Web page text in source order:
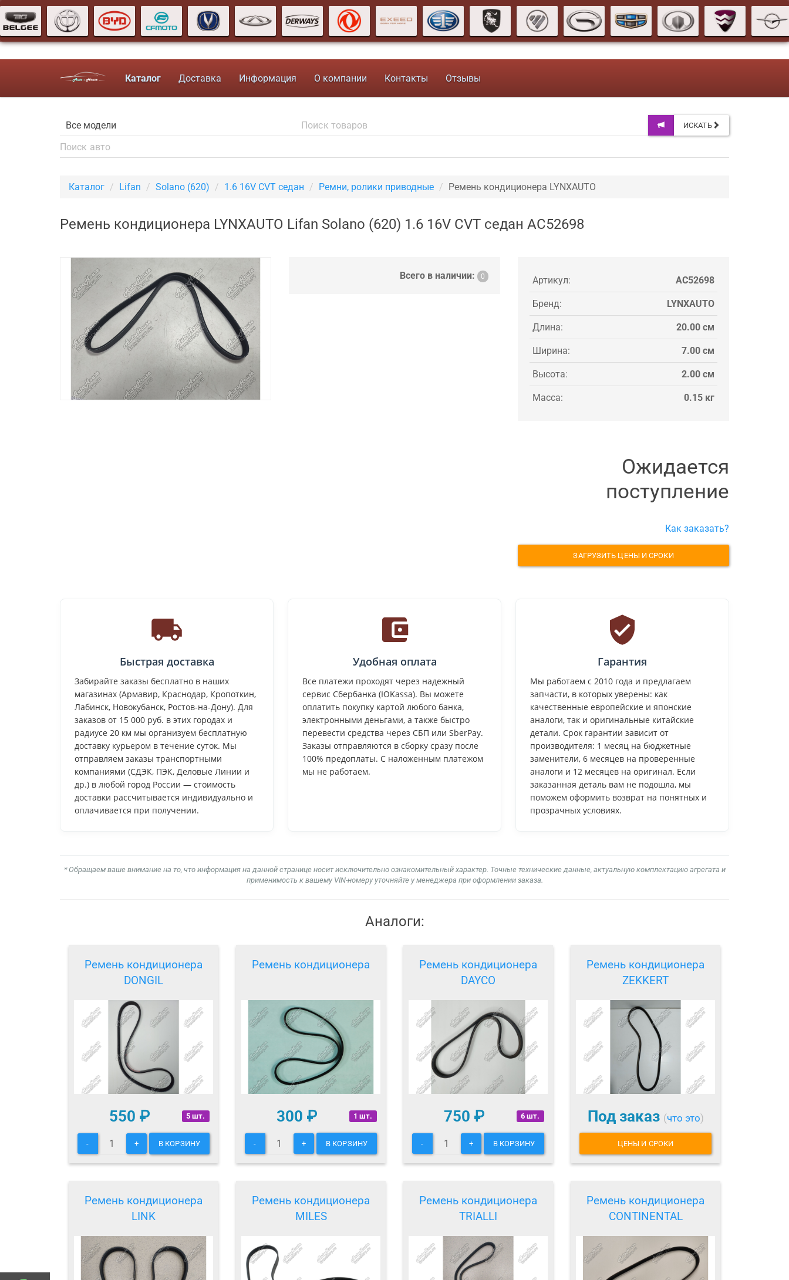
Каталог Доставка Информация О компании Контакты Отзывы
ИСКАТЬ
Каталог Lifan Solano (620) 1.6 16V CVT седан Ремни, ролики приводные Ремень кондиционера LYNXAUTO
Ремень кондиционера LYNXAUTO Lifan Solano (620) 1.6 16V CVT седан AC52698
Всего в наличии: 0 Артикул: AC52698
Бренд: LYNXAUTO
Длина: 20.00 см
Ширина: 7.00 см
Высота: 2.00 см
Масса: 0.15 кг
Ожидается
поступление
Как заказать?
ЗАГРУЗИТЬ ЦЕНЫ И СРОКИ
Быстрая доставка
Забирайте заказы бесплатно в наших
магазинах (Армавир, Краснодар, Кропоткин,
Лабинск, Новокубанск, Ростов-на-Дону). Для
заказов от 15 000 руб. в этих городах и
радиусе 20 км мы организуем бесплатную
доставку курьером в течение суток. Мы
отправляем заказы транспортными
компаниями (СДЭК, ПЭК, Деловые Линии и
др.) в любой город России — стоимость
доставки рассчитывается индивидуально и
оплачивается при получении.
Удобная оплата
Все платежи проходят через надежный
сервис Сбербанка (ЮKassa). Вы можете
оплатить покупку картой любого банка,
электронными деньгами, а также быстро
перевести средства через СБП или SberPay.
Заказы отправляются в сборку сразу после
100% предоплаты. С наложенным платежом
мы не работаем.
Гарантия
Мы работаем с 2010 года и предлагаем
запчасти, в которых уверены: как
качественные европейские и японские
аналоги, так и оригинальные китайские
детали. Срок гарантии зависит от
производителя: 1 месяц на бюджетные
заменители, 6 месяцев на проверенные
аналоги и 12 месяцев на оригинал. Если
заказанная деталь вам не подошла, мы
поможем оформить возврат на понятных и
прозрачных условиях.
* Обращаем ваше внимание на то, что информация на данной странице носит исключительно ознакомительный характер. Точные технические данные, актуальную комплектацию агрегата и
применимость к вашему VIN-номеру уточняйте у менеджера при оформлении заказа.
Аналоги:
Ремень кондиционера
DONGIL
5 шт.
550 ₽
- + В КОРЗИНУ
Ремень кондиционера
1 шт.
300 ₽
- + В КОРЗИНУ
Ремень кондиционера
DAYCO
6 шт.
750 ₽
- + В КОРЗИНУ
Ремень кондиционера
ZEKKERT
Под заказ (что это)
ЦЕНЫ И СРОКИ
Ремень кондиционера
LINK
Ремень кондиционера
MILES
Ремень кондиционера
TRIALLI
Ремень кондиционера
CONTINENTAL